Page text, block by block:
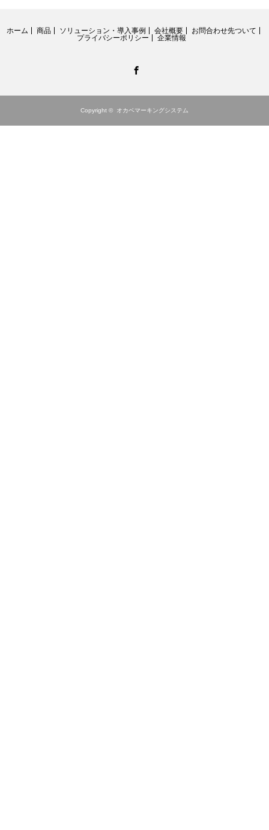
ホーム 商品 ソリューション・導入事例 会社概要
お問合わせ先ついて
プライバシーポリシー
企業情報
Copyright © オカベマーキングシステム